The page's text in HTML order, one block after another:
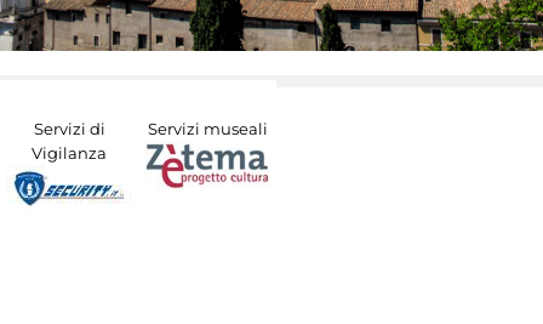
Servizi di
Vigilanza
Servizi museali